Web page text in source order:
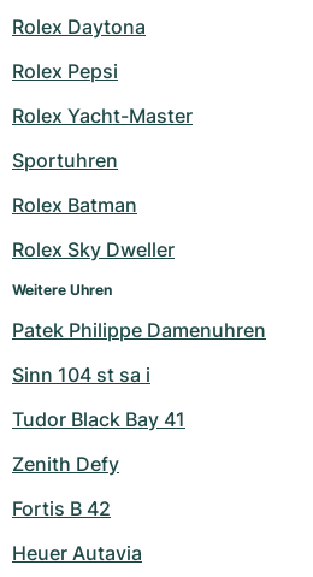
Rolex Daytona
Rolex Pepsi
Rolex Yacht-Master
Sportuhren
Rolex Batman
Rolex Sky Dweller
Weitere Uhren
Patek Philippe Damenuhren
Sinn 104 st sa i
Tudor Black Bay 41
Zenith Defy
Fortis B 42
Heuer Autavia